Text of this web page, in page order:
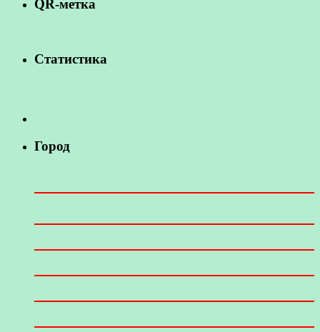
QR-метка
Статистика
Город